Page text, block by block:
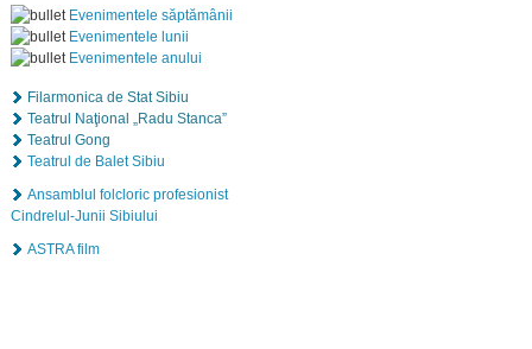
Evenimentele săptămânii
Evenimentele lunii
Evenimentele anului
Filarmonica de Stat Sibiu
Teatrul Naţional „Radu Stanca”
Teatrul Gong
Teatrul de Balet Sibiu
Ansamblul folcloric profesionist
Cindrelul-Junii Sibiului
ASTRA film